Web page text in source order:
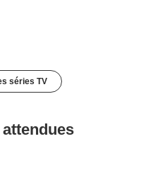
séries TV